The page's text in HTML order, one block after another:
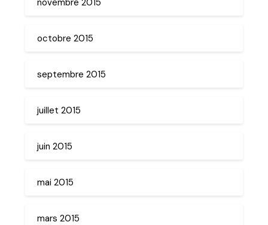
octobre 2015
septembre 2015
juillet 2015
juin 2015
mai 2015
mars 2015